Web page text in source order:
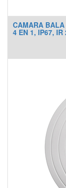
CAMARA BALA
4 EN 1, IP67,